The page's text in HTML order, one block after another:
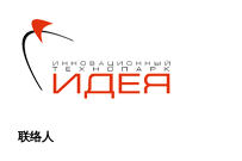
联络人